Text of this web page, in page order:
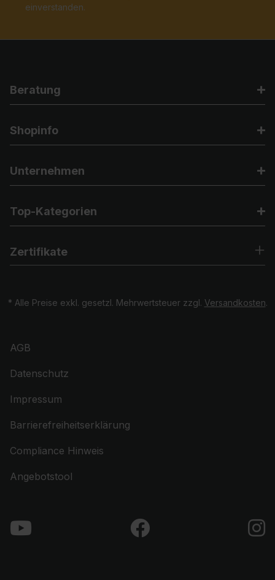
einverstanden.
Beratung
Shopinfo
Unternehmen
Top-Kategorien
Zertifikate
* Alle Preise exkl. gesetzl. Mehrwertsteuer zzgl. Versandkosten.
AGB
Datenschutz
Impressum
Barrierefreiheitserklärung
Compliance Hinweis
Angebotstool